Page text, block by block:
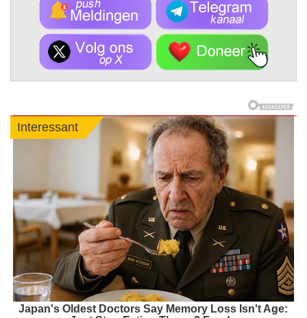
Interessant
Japan's Oldest Doctors Say Memory Loss Isn't Age: